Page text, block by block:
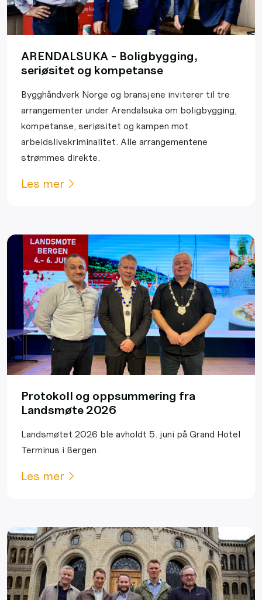
ARENDALSUKA - Boligbygging,
seriøsitet og kompetanse
Bygghåndverk Norge og bransjene inviterer til tre
arrangementer under Arendalsuka om boligbygging,
kompetanse, seriøsitet og kampen mot
arbeidslivskriminalitet. Alle arrangementene
strømmes direkte.
Les mer
Protokoll og oppsummering fra
Landsmøte 2026
Landsmøtet 2026 ble avholdt 5. juni på Grand Hotel
Terminus i Bergen.
Les mer